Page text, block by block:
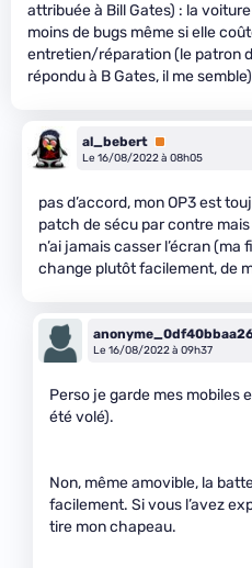
attribuée à Bill Gates) : la
moins de bugs même si elle
entretien/réparation (le patron
répondu à B Gates, il me
al_bebert Premium
Le 16/08/2022 à 08h05
pas d’accord, mon OP3 est
patch de sécu par contre
n’ai jamais casser l’écran
change plutôt facilement, de
6bb
Le 16/08/2022 à 09h37
Perso je garde mes mobiles
été volé).
Non, même amovible, la
facilement. Si vous l’avez
tire mon chapeau.